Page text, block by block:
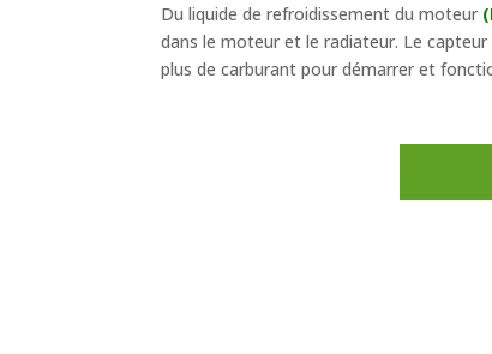
Du liquide de refroidissement du moteur
dans le moteur et le radiateur. Le
plus de carburant pour démarrer et